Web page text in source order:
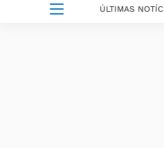
ÚLTIMAS